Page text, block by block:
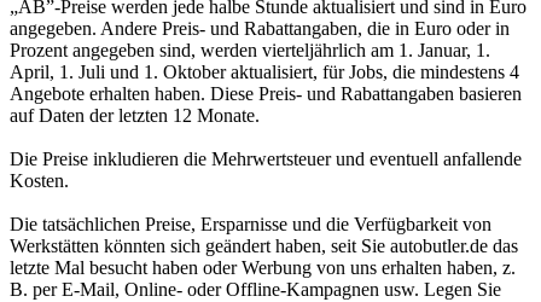
„AB”-Preise werden jede halbe Stunde aktualisiert und sind in Euro
angegeben. Andere Preis- und Rabattangaben, die in Euro oder in
Prozent angegeben sind, werden vierteljährlich am 1. Januar, 1.
April, 1. Juli und 1. Oktober aktualisiert, für Jobs, die mindestens 4
Angebote erhalten haben. Diese Preis- und Rabattangaben basieren
auf Daten der letzten 12 Monate.
Die Preise inkludieren die Mehrwertsteuer und eventuell anfallende
Kosten.
Die tatsächlichen Preise, Ersparnisse und die Verfügbarkeit von
Werkstätten könnten sich geändert haben, seit Sie autobutler.de das
letzte Mal besucht haben oder Werbung von uns erhalten haben, z.
B. per E-Mail, Online- oder Offline-Kampagnen usw. Legen Sie